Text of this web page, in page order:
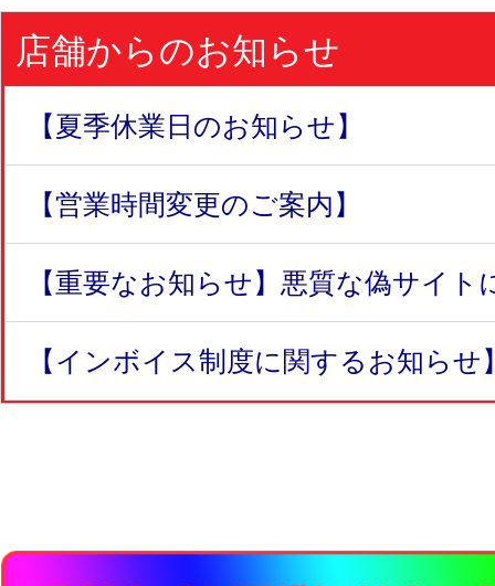
店舗からのお知らせ
【夏季休業日のお知らせ】
【営業時間変更のご案内】
【重要なお知らせ】悪質な偽サイト
【インボイス制度に関するお知らせ